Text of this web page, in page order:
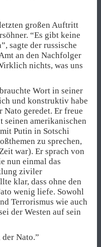
großen Auftritt
“Es gibt keine
sagte der russische
an den Nachfolger
nichts, was uns
Wort in seiner
und konstruktiv habe
Nato geredet. Er freue
seinen amerikanischen
Putin in Sotschi
zu sprechen,
war). Er sprach von
nun einmal das
ziviler
klar, dass ohne den
wenig liefe. Sowohl
Terrorismus wie auch
der Westen auf sein
Nato.”